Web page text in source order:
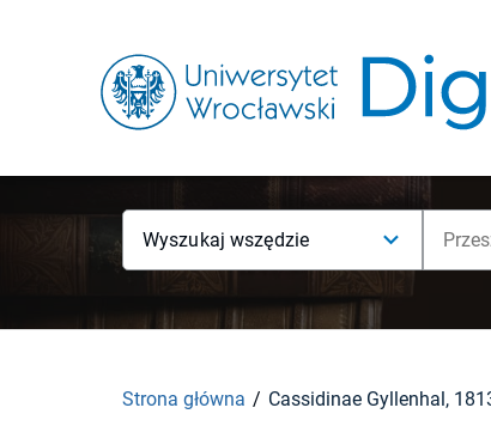
Wyszukaj wszędzie
Strona główna Cassidinae Gyllenhal,